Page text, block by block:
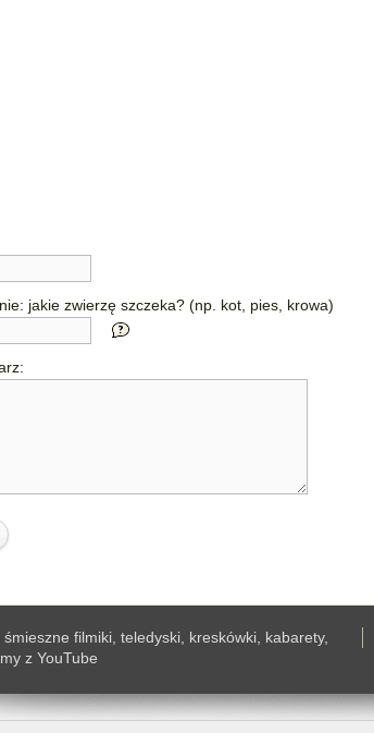
jakie zwierzę szczeka? (np. kot, pies, krowa)
filmiki, teledyski, kreskówki, kabarety,
z YouTube